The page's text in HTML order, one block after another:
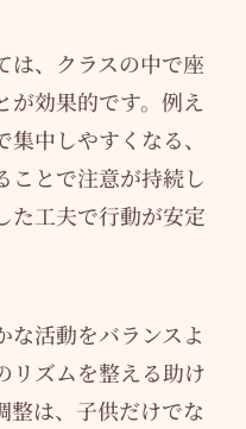
は、クラスの中で座
が効果的です。例え
中しやすくなる、
ことで注意が持続し
た工夫で行動が安定
な活動をバランスよ
リズムを整える助け
整は、子供だけでな